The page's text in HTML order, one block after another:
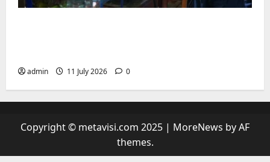
admin 11 July 2026 0
Copyright © metavisi.com 2025 | MoreNews by AF
themes.